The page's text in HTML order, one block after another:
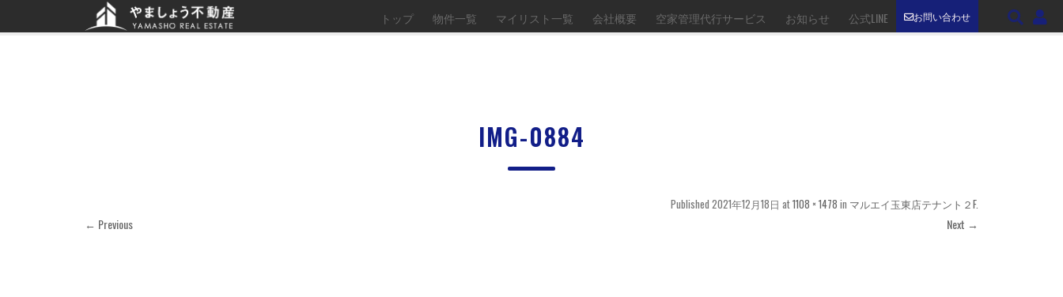
お問い合わせ
トップ 物件一覧 マイリスト一覧 会社概要 空家管理代行サービス お知らせ 公式LINE
IMG-0884
Published 2021年12月18日 at1108 × 1478 in マルエイ玉東店テナント２F.
← Previous Next →